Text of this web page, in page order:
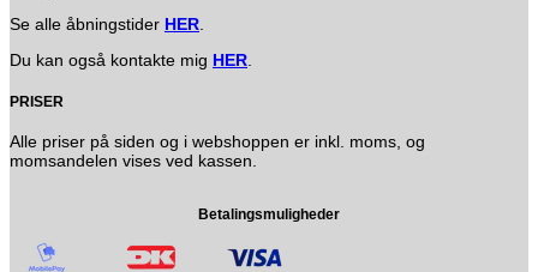
Se alle åbningstider HER.
Du kan også kontakte mig HER.
PRISER
Alle priser på siden og i webshoppen er inkl. moms, og
momsandelen vises ved kassen.
Betalingsmuligheder